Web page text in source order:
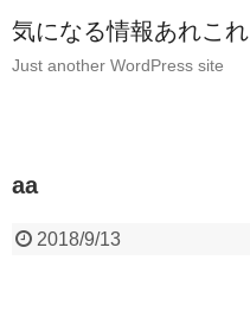
気になる情報あれこれ
Just another WordPress site
aa
2018/9/13